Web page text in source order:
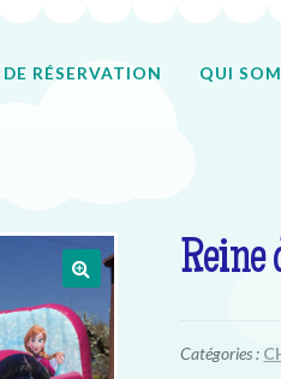
RÉSERVATION QUI
Reine
Catégories :